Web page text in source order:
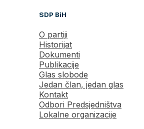
SDP BiH
O partiji
Historijat
Dokumenti
Publikacije
Glas slobode
Jedan član, jedan glas
Kontakt
Odbori Predsjedništva
Lokalne organizacije